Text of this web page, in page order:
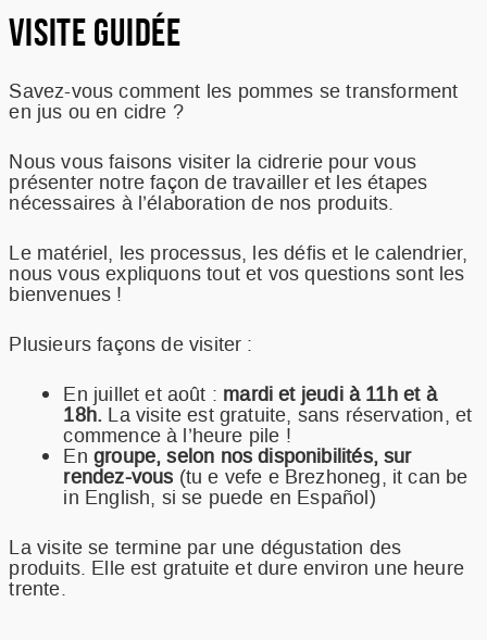
AGENDA
BLOG
BIENVENUE À LA FERME
RECETTES
RESSOURCES
FAQ
COMMANDER
VISITE GUIDÉE
Savez-vous comment les pommes se transforment
en jus ou en cidre ?
Nous vous faisons visiter la cidrerie pour vous
présenter notre façon de travailler et les étapes
nécessaires à l’élaboration de nos produits.
Le matériel, les processus, les défis et le calendrier,
nous vous expliquons tout et vos questions sont les
bienvenues !
Plusieurs façons de visiter :
En juillet et août : mardi et jeudi à 11h et à
18h. La visite est gratuite, sans réservation, et
commence à l’heure pile !
En groupe, selon nos disponibilités, sur
rendez-vous (tu e vefe e Brezhoneg, it can be
in English, si se puede en Español)
La visite se termine par une dégustation des
produits. Elle est gratuite et dure environ une heure
trente.